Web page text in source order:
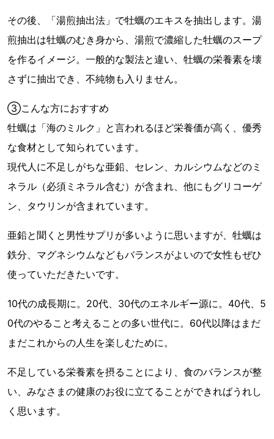
その後、「湯煎抽出法」で牡蠣のエキスを抽出します。湯
煎抽出は牡蠣のむき身から、湯煎で濃縮した牡蠣のスープ
を作るイメージ。一般的な製法と違い、牡蠣の栄養素を壊
さずに抽出でき、不純物も入りません。
③こんな方におすすめ
牡蠣は「海のミルク」と言われるほど栄養価が高く、優秀
な食材として知られています。
現代人に不足しがちな亜鉛、セレン、カルシウムなどのミ
ネラル（必須ミネラル含む）が含まれ、他にもグリコーゲ
ン、タウリンが含まれています。
亜鉛と聞くと男性サプリが多いように思いますが、牡蠣は
鉄分、マグネシウムなどもバランスがよいので女性もぜひ
使っていただきたいです。
10代の成長期に。20代、30代のエネルギー源に。40代、5
0代のやること考えることの多い世代に。60代以降はまだ
まだこれからの人生を楽しむために。
不足している栄養素を摂ることにより、食のバランスが整
い、みなさまの健康のお役に立てることができればうれし
く思います。